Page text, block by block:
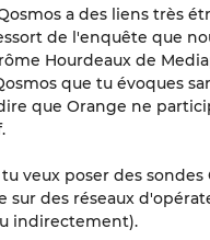
a des liens très
de l'enquête que
Hourdeaux de
que tu évoques
que Orange ne
veux poser des sondes
sur des réseaux
indirectement).